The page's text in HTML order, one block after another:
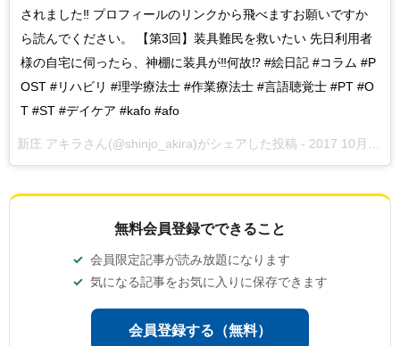
されました‼️ プロフィールのリンクから飛べますお願いですか
ら読んでください。 【第3回】装具難民を救いたい 先日利用者
様の自宅に伺ったら、神棚に装具が‼️何故⁉️ #絵日記 #コラム #P
OST #リハビリ #理学療法士 #作業療法士 #言語聴覚士 #PT #O
T #ST #デイケア #kafo #afo
新庄 アキラさん(@shinjo_akira)がシェアした投稿 - 2017 10月 16 4:11午前 PDT
無料会員登録でできること
会員限定記事が読み放題になります
気になる記事をお気に入りに保存できます
会員登録する（無料）